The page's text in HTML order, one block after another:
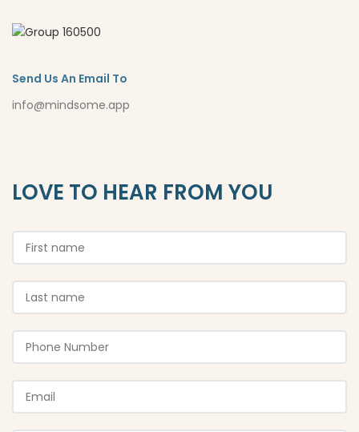
Send Us An Email To
info@mindsome.app
LOVE TO HEAR FROM YOU